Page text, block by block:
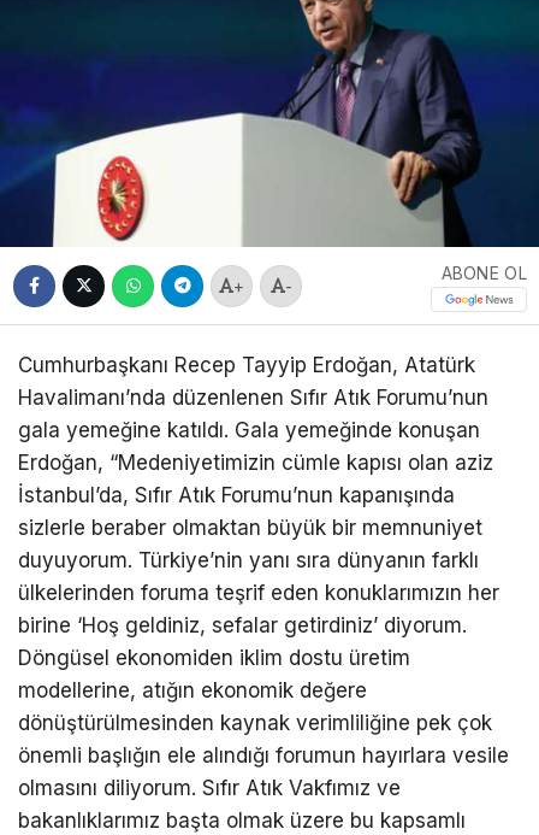
+ -
ABONE OL
Cumhurbaşkanı Recep Tayyip Erdoğan, Atatürk
Havalimanı’nda düzenlenen Sıfır Atık Forumu’nun
gala yemeğine katıldı. Gala yemeğinde konuşan
Erdoğan, “Medeniyetimizin cümle kapısı olan aziz
İstanbul’da, Sıfır Atık Forumu’nun kapanışında
sizlerle beraber olmaktan büyük bir memnuniyet
duyuyorum. Türkiye’nin yanı sıra dünyanın farklı
ülkelerinden foruma teşrif eden konuklarımızın her
birine ‘Hoş geldiniz, sefalar getirdiniz’ diyorum.
Döngüsel ekonomiden iklim dostu üretim
modellerine, atığın ekonomik değere
dönüştürülmesinden kaynak verimliliğine pek çok
önemli başlığın ele alındığı forumun hayırlara vesile
olmasını diliyorum. Sıfır Atık Vakfımız ve
bakanlıklarımız başta olmak üzere bu kapsamlı